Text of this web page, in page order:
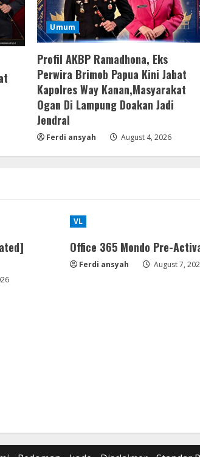
Umum
Profil AKBP Ramadhona, Eks
Perwira Brimob Papua Kini Jabat
Kapolres Way Kanan,Masyarakat
Ogan Di Lampung Doakan Jadi
Jendral
Ferdi ansyah August 4, 2026
VL
Office 365 Mondo Pre-
Ferdi ansyah August 7,